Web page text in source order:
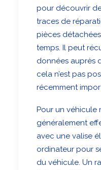
pour découvrir
traces de
pièces
temps. Il peut
données auprès
cela n’est pas
récemment
Pour un véhicule
généralement
avec une valise
ordinateur pour
du véhicule. Un